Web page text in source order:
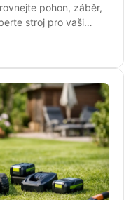
pohon, záběr,
stroj pro vaši